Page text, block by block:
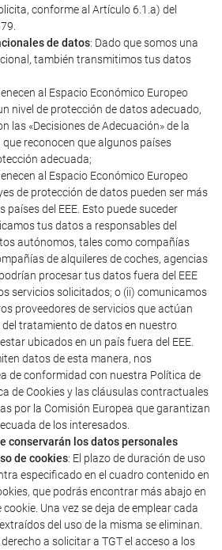
conforme al Artículo 6.1.a) del
de datos: Dado que somos una
también transmitimos tus datos
al Espacio Económico Europeo
nivel de protección de datos adecuado,
las «Decisiones de Adecuación» de la
que reconocen que algunos países
adecuada;
al Espacio Económico Europeo
de protección de datos pueden ser más
países del EEE. Esto puede suceder
tus datos a responsables del
autónomos, tales como compañías
de alquileres de coches, agencias
procesar tus datos fuera del EEE
servicios solicitados; o (ii) comunicamos
proveedores de servicios que actúan
tratamiento de datos en nuestro
ubicados en un país fuera del EEE.
datos de esta manera, nos
de conformidad con nuestra Política de
de Cookies y las cláusulas contractuales
por la Comisión Europea que garantizan
de los interesados.
conservarán los datos personales
de cookies: El plazo de duración de uso
especificado en el cuadro contenido en
que podrás encontrar más abajo en
Una vez se deja de emplear cada
del uso de la misma se eliminan.
a solicitar a TGT el acceso a los